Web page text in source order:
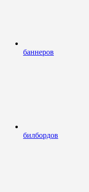
баннеров
билбордов